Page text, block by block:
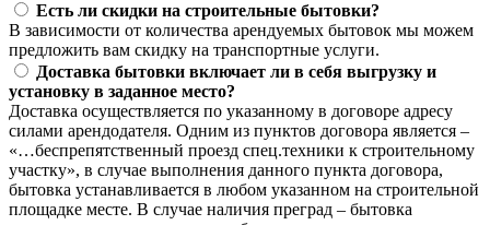
Есть ли скидки на строительные бытовки?
В зависимости от количества арендуемых бытовок мы можем
предложить вам скидку на транспортные услуги.
Доставка бытовки включает ли в себя выгрузку и
установку в заданное место?
Доставка осуществляется по указанному в договоре адресу
силами арендодателя. Одним из пунктов договора является –
«…беспрепятственный проезд спец.техники к строительному
участку», в случае выполнения данного пункта договора,
бытовка устанавливается в любом указанном на строительной
площадке месте. В случае наличия преград – бытовка